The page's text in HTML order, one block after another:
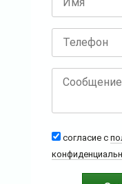
согласие с